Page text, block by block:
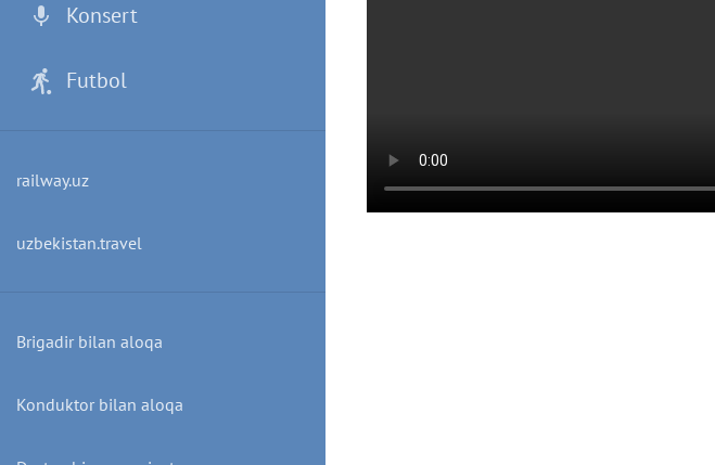
Konsert
Futbol
railway.uz
uzbekistan.travel
Brigadir bilan aloqa
Konduktor bilan aloqa